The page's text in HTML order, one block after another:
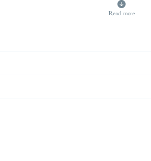
Read more